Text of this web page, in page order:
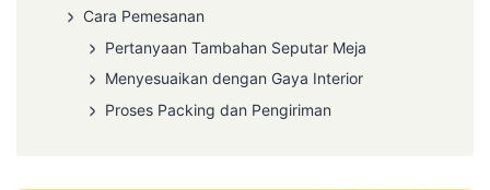
Cara Pemesanan
Pertanyaan Tambahan Seputar Meja
Menyesuaikan dengan Gaya Interior
Proses Packing dan Pengiriman